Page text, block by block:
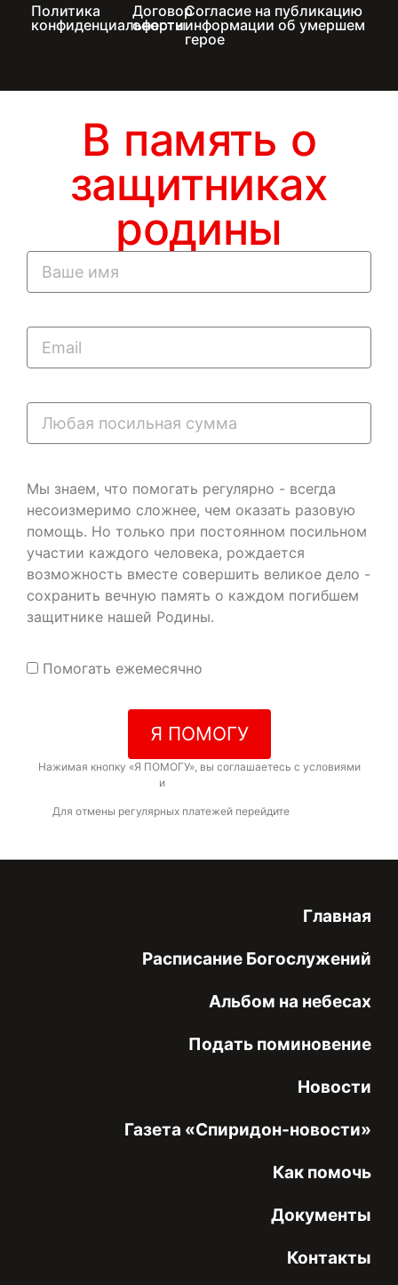
Политика
конфиденциальности
Договор
оферты
Согласие на публикацию
информации об умершем
герое
В память о
защитниках
родины
Мы знаем, что помогать регулярно - всегда
несоизмеримо сложнее, чем оказать разовую
помощь. Но только при постоянном посильном
участии каждого человека, рождается
возможность вместе совершить великое дело -
сохранить вечную память о каждом погибшем
защитнике нашей Родины.
Помогать ежемесячно
Я ПОМОГУ
Нажимая кнопку «Я ПОМОГУ», вы соглашаетесь с условиями
и
Для отмены регулярных платежей перейдите
Главная
Расписание Богослужений
Альбом на небесах
Подать поминовение
Новости
Газета «Спиридон-новости»
Как помочь
Документы
Контакты